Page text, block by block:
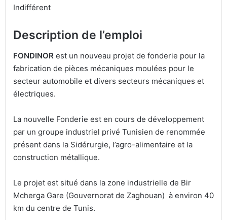
Indifférent
Description de l’emploi
FONDINOR est un nouveau projet de fonderie pour la
fabrication de pièces mécaniques moulées pour le
secteur automobile et divers secteurs mécaniques et
électriques.
La nouvelle Fonderie est en cours de développement
par un groupe industriel privé Tunisien de renommée
présent dans la Sidérurgie, l’agro-alimentaire et la
construction métallique.
Le projet est situé dans la zone industrielle de Bir
Mcherga Gare (Gouvernorat de Zaghouan) à environ 40
km du centre de Tunis.